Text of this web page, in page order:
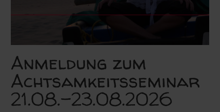
Anmeldung zum
Achtsamkeitsseminar
21.08.-23.08.2026